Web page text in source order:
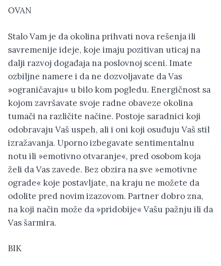
OVAN
Stalo Vam je da okolina prihvati nova rešenja ili
savremenije ideje, koje imaju pozitivan uticaj na
dalji razvoj događaja na poslovnoj sceni. Imate
ozbiljne namere i da ne dozvoljavate da Vas
»ograničavaju« u bilo kom pogledu. Energičnost sa
kojom završavate svoje radne obaveze okolina
tumači na različite načine. Postoje saradnici koji
odobravaju Vaš uspeh, ali i oni koji osuđuju Vaš stil
izražavanja. Uporno izbegavate sentimentalnu
notu ili »emotivno otvaranje«, pred osobom koja
želi da Vas zavede. Bez obzira na sve »emotivne
ograde« koje postavljate, na kraju ne možete da
odolite pred novim izazovom. Partner dobro zna,
na koji način može da »pridobije« Vašu pažnju ili da
Vas šarmira.
BIK